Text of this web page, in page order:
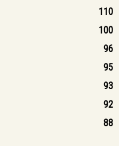
110
100
96
95
93
92
88